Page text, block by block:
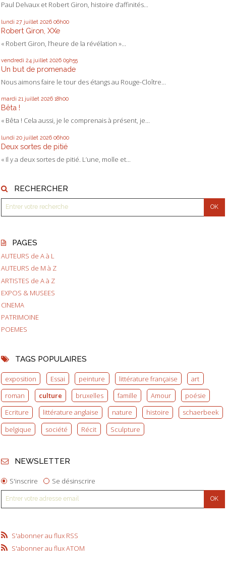
Paul Delvaux et Robert Giron, histoire d’affinités...
lundi 27 juillet 2026 06h00
Robert Giron, XXe
« Robert Giron, l’heure de la révélation »...
vendredi 24 juillet 2026 09h55
Un but de promenade
Nous aimons faire le tour des étangs au Rouge-Cloître...
mardi 21 juillet 2026 18h00
Bêta !
« Bêta ! Cela aussi, je le comprenais à présent, je...
lundi 20 juillet 2026 06h00
Deux sortes de pitié
« Il y a deux sortes de pitié. L’une, molle et...
RECHERCHER
PAGES
AUTEURS de A à L
AUTEURS de M à Z
ARTISTES de A à Z
EXPOS & MUSEES
CINEMA
PATRIMOINE
POEMES
TAGS POPULAIRES
exposition Essai peinture littérature française
art
roman
culture bruxelles famille Amour
poésie
Ecriture
littérature anglaise nature histoire
schaerbeek
belgique
société Récit Sculpture
NEWSLETTER
S'inscrire Se désinscrire
S'abonner au flux RSS
S'abonner au flux ATOM